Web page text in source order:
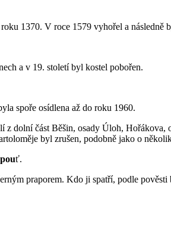
1370. V roce 1579 vyhořel a následně
a v 19. století byl kostel pobořen.
spoře osídlena až do roku 1960.
dolní část Běšin, osady Úloh,
byl zrušen, podobně jako o
ť.
praporem. Kdo ji spatří, podle